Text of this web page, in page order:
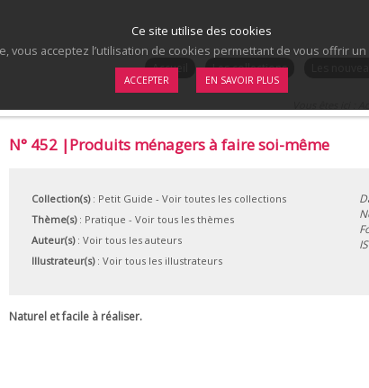
Accueil Les collections
N° 452 |Produits ménagers à faire soi-même
Collection(s): Petit Guide - Voir toutes les collections
Thème(s): Pratique - Voir tous les thèmes
Auteur(s): Voir tous les auteurs
Illustrateur(s): Voir tous les illustrateurs
Naturel et facile à réaliser.
Ce site utilise des cookies
vous acceptez l’utilisation de cookies permettant de vous offrir
ACCEPTER EN SAVOIR PLUS